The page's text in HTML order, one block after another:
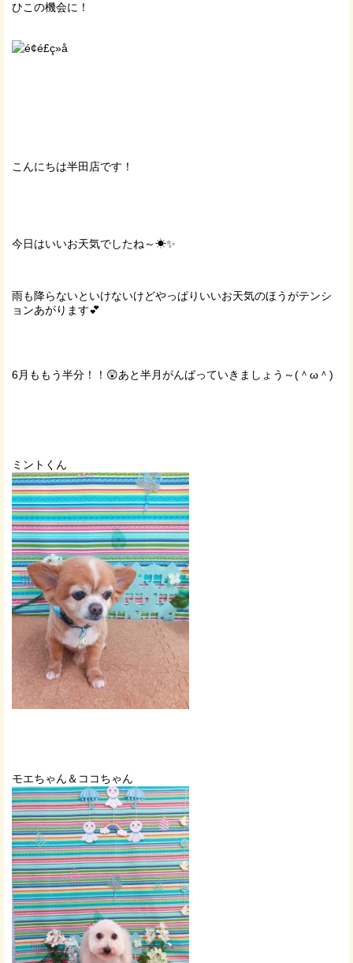
ひこの機会に！
こんにちは半田店です！
今日はいいお天気でしたね～☀✨
雨も降らないといけないけどやっぱりいいお天気のほうがテンシ
ョンあがります💕
6月ももう半分！！😲あと半月がんばっていきましょう～(＾ω＾)
ミントくん
モエちゃん＆ココちゃん